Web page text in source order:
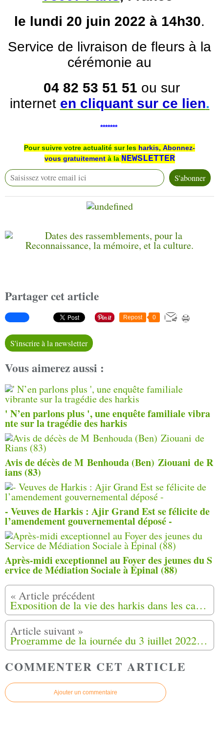
le lundi 20 juin 2022 à 14h30.
Service de livraison de fleurs à la
cérémonie au
04 82 53 51 51 ou sur
internet en cliquant sur ce lien.
*******
Pour suivre votre actualité sur les harkis, Abonnez-
vous gratuitement à la NEWSLETTER
Partager cet article
Repost 0
S'inscrire à la newsletter
Vous aimerez aussi :
' N’en parlons plus ', une enquête familiale vibra
nte sur la tragédie des harkis
Avis de décès de M Benhouda (Ben) Ziouani de R
ians (83)
- Veuves de Harkis : Ajir Grand Est se félicite de
l’amendement gouvernemental déposé -
Après-midi exceptionnel au Foyer des jeunes du S
ervice de Médiation Sociale à Epinal (88)
Exposition de la vie des harkis dans les camps de transit et hameaux de forestage
Programme de la journée du 3 juillet 2022 à Arles (13)
COMMENTER CET ARTICLE
Ajouter un commentaire